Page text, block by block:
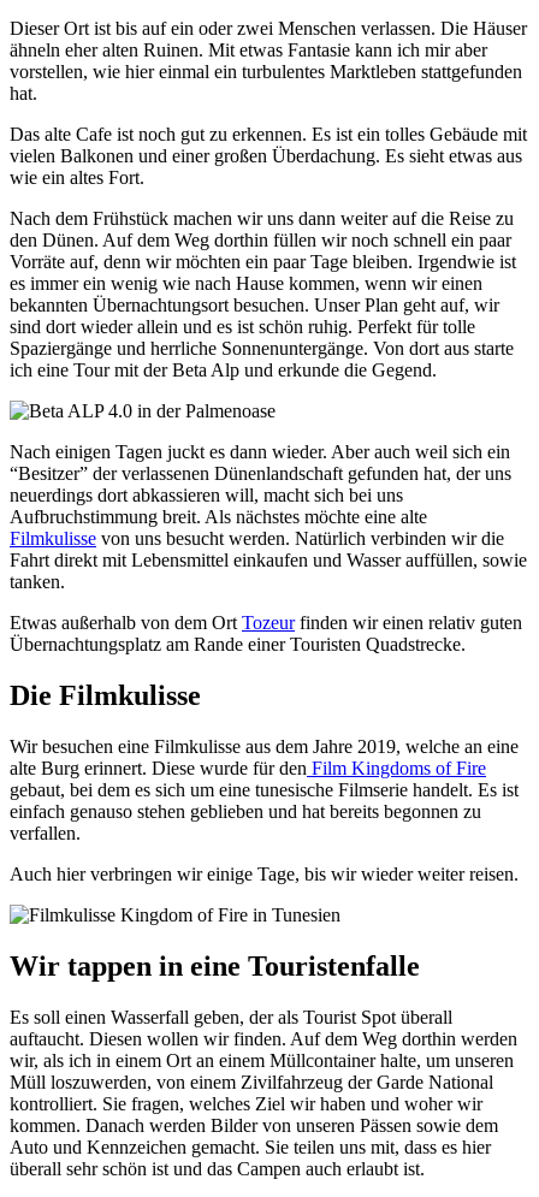
Dieser Ort ist bis auf ein oder zwei Menschen verlassen. Die Häuser
ähneln eher alten Ruinen. Mit etwas Fantasie kann ich mir aber
vorstellen, wie hier einmal ein turbulentes Marktleben stattgefunden
hat.
Das alte Cafe ist noch gut zu erkennen. Es ist ein tolles Gebäude mit
vielen Balkonen und einer großen Überdachung. Es sieht etwas aus
wie ein altes Fort.
Nach dem Frühstück machen wir uns dann weiter auf die Reise zu
den Dünen. Auf dem Weg dorthin füllen wir noch schnell ein paar
Vorräte auf, denn wir möchten ein paar Tage bleiben. Irgendwie ist
es immer ein wenig wie nach Hause kommen, wenn wir einen
bekannten Übernachtungsort besuchen. Unser Plan geht auf, wir
sind dort wieder allein und es ist schön ruhig. Perfekt für tolle
Spaziergänge und herrliche Sonnenuntergänge. Von dort aus starte
ich eine Tour mit der Beta Alp und erkunde die Gegend.
Nach einigen Tagen juckt es dann wieder. Aber auch weil sich ein
“Besitzer” der verlassenen Dünenlandschaft gefunden hat, der uns
neuerdings dort abkassieren will, macht sich bei uns
Aufbruchstimmung breit. Als nächstes möchte eine alte
Filmkulisse von uns besucht werden. Natürlich verbinden wir die
Fahrt direkt mit Lebensmittel einkaufen und Wasser auffüllen, sowie
tanken.
Etwas außerhalb von dem Ort Tozeurfinden wir einen relativ guten
Übernachtungsplatz am Rande einer Touristen Quadstrecke.
Die Filmkulisse
Wir besuchen eine Filmkulisse aus dem Jahre 2019, welche an eine
alte Burg erinnert. Diese wurde für den Film Kingdoms of Fire
gebaut, bei dem es sich um eine tunesische Filmserie handelt. Es ist
einfach genauso stehen geblieben und hat bereits begonnen zu
verfallen.
Auch hier verbringen wir einige Tage, bis wir wieder weiter reisen.
Wir tappen in eine Touristenfalle
Es soll einen Wasserfall geben, der als Tourist Spot überall
auftaucht. Diesen wollen wir finden. Auf dem Weg dorthin werden
wir, als ich in einem Ort an einem Müllcontainer halte, um unseren
Müll loszuwerden, von einem Zivilfahrzeug der Garde National
kontrolliert. Sie fragen, welches Ziel wir haben und woher wir
kommen. Danach werden Bilder von unseren Pässen sowie dem
Auto und Kennzeichen gemacht. Sie teilen uns mit, dass es hier
überall sehr schön ist und das Campen auch erlaubt ist.